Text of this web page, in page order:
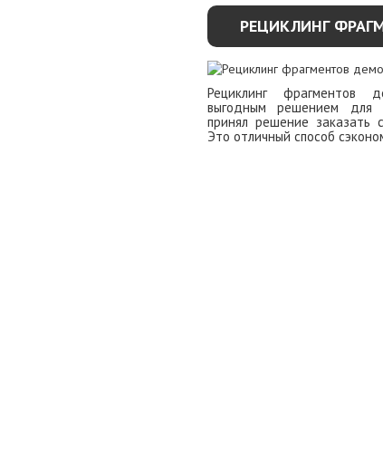
РЕЦИКЛИНГ
Рециклинг фрагментов
выгодным решением для
принял решение заказать
Это отличный способ